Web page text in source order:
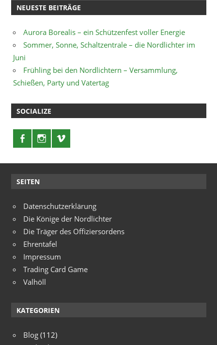
NEUESTE BEITRÄGE
Aurora Borealis – ein Schützenfest voller Energie
Sommer, Sonne, Schaltzentrale – die Nordlichter im
Juni
Frühling bei den Nordlichtern – Versammlung,
Schießen, Party und Vatertag
SOCIALIZE
SEITEN
Datenschutzerklärung
Die Könige der Nordlichter
Die Träger des Offiziersordens
Ehrentafel
Impressum
Trading Card Game
Valhöll
KATEGORIEN
Blog (112)